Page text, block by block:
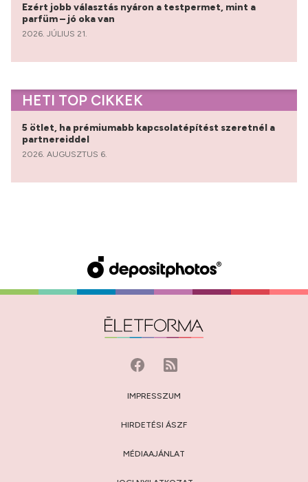
Ezért jobb választás nyáron a testpermet, mint a
parfüm – jó oka van
2026. JÚLIUS 21.
HETI TOP CIKKEK
5 ötlet, ha prémiumabb kapcsolatépítést szeretnél a
partnereiddel
2026. AUGUSZTUS 6.
IMPRESSZUM
HIRDETÉSI ÁSZF
MÉDIAAJÁNLAT